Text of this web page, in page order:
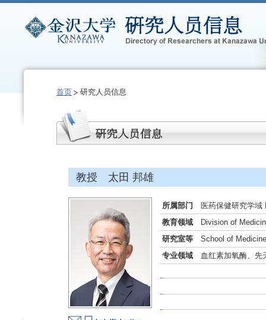
首页 研究人员信息
教授 太田 邦雄
所属部门
医药保健研究学域
教育领域
Division of
研究室等
School of
专业领域
血红素加氧酶、先